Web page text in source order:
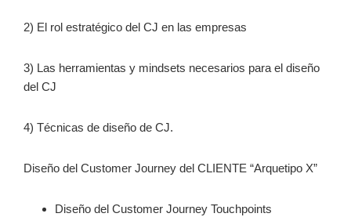
2) El rol estratégico del CJ en las empresas
3) Las herramientas y mindsets necesarios para el diseño
del CJ
4) Técnicas de diseño de CJ.
Diseño del Customer Journey del CLIENTE “Arquetipo X”
Diseño del Customer Journey Touchpoints